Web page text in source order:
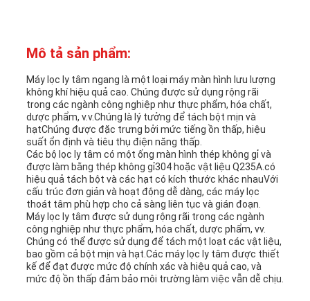
ĐỒ
TRANG
WEB
CHÍNH
SÁCH
BẢO
MẬT
Mô tả sản phẩm:
Máy lọc ly tâm ngang là một loại máy màn hình lưu lượng
không khí hiệu quả cao. Chúng được sử dụng rộng rãi
trong các ngành công nghiệp như thực phẩm, hóa chất,
dược phẩm, v.v.Chúng là lý tưởng để tách bột mịn và
hạtChúng được đặc trưng bởi mức tiếng ồn thấp, hiệu
suất ổn định và tiêu thụ điện năng thấp.
Các bộ lọc ly tâm có một ống màn hình thép không gỉ và
được làm bằng thép không gỉ304 hoặc vật liệu Q235A.có
hiệu quả tách bột và các hạt có kích thước khác nhauVới
cấu trúc đơn giản và hoạt động dễ dàng, các máy lọc
thoát tâm phù hợp cho cả sàng liên tục và gián đoạn.
Máy lọc ly tâm được sử dụng rộng rãi trong các ngành
công nghiệp như thực phẩm, hóa chất, dược phẩm, vv.
Chúng có thể được sử dụng để tách một loạt các vật liệu,
bao gồm cả bột mịn và hạt.Các máy lọc ly tâm được thiết
kế để đạt được mức độ chính xác và hiệu quả cao, và
mức độ ồn thấp đảm bảo môi trường làm việc vẫn dễ chịu.